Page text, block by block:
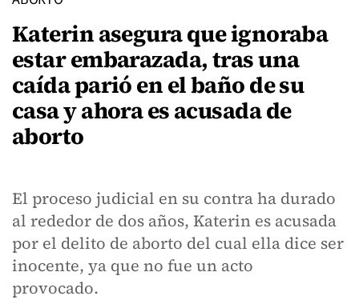
Katerin asegura que ignoraba
estar embarazada, tras una
caída parió en el baño de su
casa y ahora es acusada de
aborto
El proceso judicial en su contra ha durado
al rededor de dos años, Katerin es acusada
por el delito de aborto del cual ella dice ser
inocente, ya que no fue un acto
provocado.